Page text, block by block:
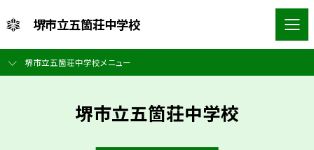
堺市立五箇荘中学校
堺市立五箇荘中学校メニュー
堺市立五箇荘中学校